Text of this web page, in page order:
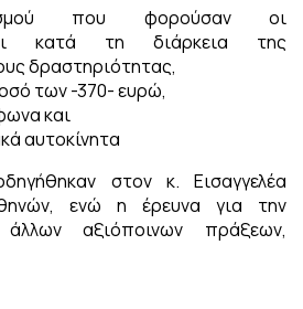
που φορούσαν οι
κατά τη διάρκεια της
δραστηριότητας,
των -370- ευρώ,
και
αυτοκίνητα
στον κ. Εισαγγελέα
ενώ η έρευνα για την
αξιόποινων πράξεων,